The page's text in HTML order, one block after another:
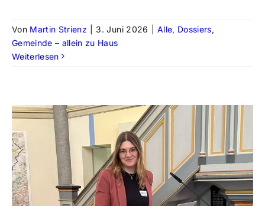
Von Martin Strienz 3. Juni 2026 Alle, Dossiers,
Gemeinde – allein zu Haus
Weiterlesen